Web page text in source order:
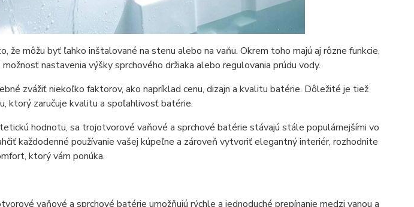
môžu byť ľahko inštalované na stenu alebo na vaňu. Okrem toho majú aj rôzne funkcie,
nastavenia výšky sprchového držiaka alebo regulovania prúdu vody.
zvážiť niekoľko faktorov, ako napríklad cenu, dizajn a kvalitu batérie. Dôležité je tiež
ktorý zaručuje kvalitu a spoľahlivosť batérie.
hodnotu, sa trojotvorové vaňové a sprchové batérie stávajú stále populárnejšími vo
každodenné používanie vašej kúpeľne a zároveň vytvoriť elegantný interiér, rozhodnite
ktorý vám ponúka.
vaňové a sprchové batérie umožňujú rýchle a jednoduché prepínanie medzi vanou a